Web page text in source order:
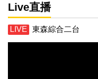
Live直播
東森綜合二台